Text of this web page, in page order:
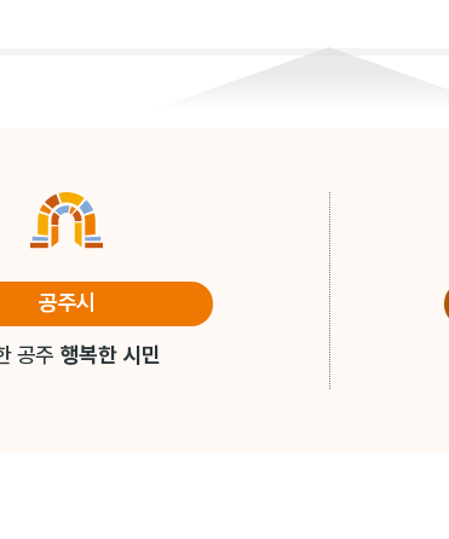
공주시
공주 행복한 시민